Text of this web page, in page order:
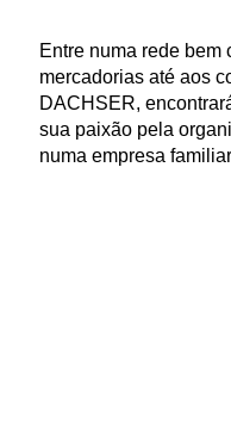
Entre numa rede bem
mercadorias até aos
DACHSER,
sua paixão pela
numa empresa